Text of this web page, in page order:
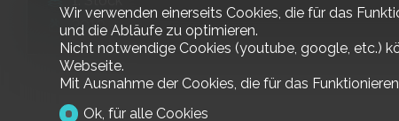
2010
Wir verwenden einerseits Cookies, die für das
und die Abläufe zu optimieren.
Nicht notwendige Cookies (youtube, google, etc.)
Webseite.
Mit Ausnahme der Cookies, die für das
Ok, für alle Cookies